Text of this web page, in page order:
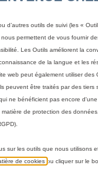
6
2
,
7
2
€
C
/
a
i
t
y
u
p
d
t
e
des éraflures.
d’autres outils de suivi (les «
permettent de vous fournir
Les Outils améliorent la
de la langue et les
web peut également utiliser
peuvent être traités par des tiers
ne bénéficient pas encore
de protection des
sur les outils que nous utilisons
de cookies ou cliquer sur le